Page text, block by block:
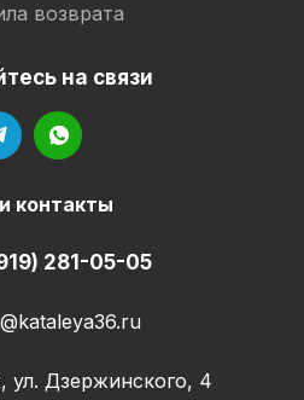
возврата
на связи
контакты
281-05-05
ул. Дзержинского, 4